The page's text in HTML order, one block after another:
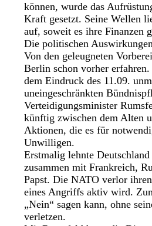
können, wurde das
Kraft gesetzt. Seine Wellen
auf, soweit es ihre Finanzen
Die politischen
Von den geleugneten
Berlin schon vorher
dem Eindruck des 11.09.
uneingeschränkten
Verteidigungsminister
künftig zwischen dem Alten
Aktionen, die es für
Unwilligen.
Erstmalig lehnte
zusammen mit Frankreich,
Papst. Die NATO verlor
eines Angriffs aktiv wird.
„Nein“ sagen kann, ohne
verletzen.